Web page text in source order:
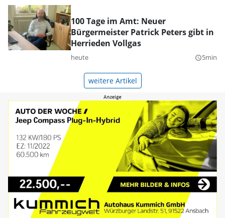
100 Tage im Amt: Neuer
Bürgermeister Patrick Peters gibt in
Herrieden Vollgas
heute query_builder5min
weitere Artikel